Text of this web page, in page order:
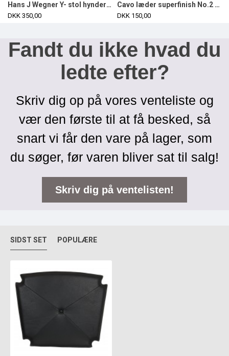
Hans J Wegner Y- stol hynder i sort skind
DKK 350,00
Cavo læder superfinish No.2 250ml
DKK 150,00
Fandt du ikke hvad du
ledte efter?
Skriv dig op på vores venteliste og
vær den første til at få besked, så
snart vi får den vare på lager, som
du søger, før varen bliver sat til salg!
Skriv dig på ventelisten!
SIDST SET POPULÆRE